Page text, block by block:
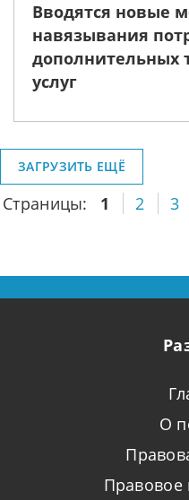
Вводятся новые
навязывания
дополнительных
услуг
ЗАГРУЗИТЬ ЕЩЁ
Страницы: 1 2 3
О